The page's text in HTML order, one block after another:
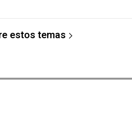
estos temas